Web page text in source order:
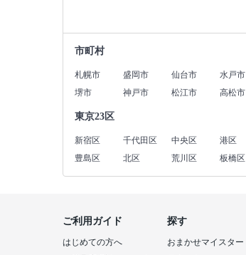
市町村
札幌市 盛岡市 仙台市 水戸市
堺市
神戸市 松江市 高松市
東京23区
新宿区 千代田区 中央区 港区
豊島区
北区 荒川区 板橋区
探す
おまかせマイスター
ご利用ガイド
はじめての方へ